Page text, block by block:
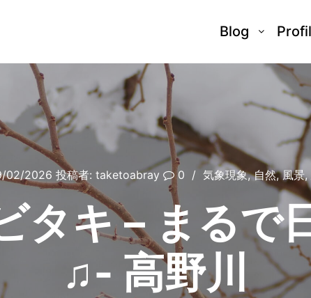
Blog Profil
02/2026 投稿者: taketoabray 0 気象現象,自然,風景,
タキ – まるで
♫‐ 高野川